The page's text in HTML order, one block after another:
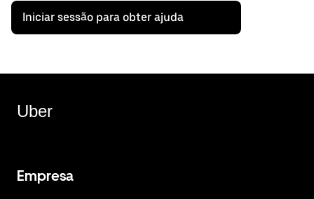
Iniciar sessão para obter ajuda
Uber
Empresa